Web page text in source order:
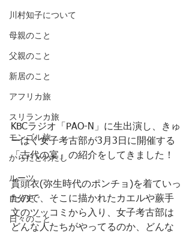
川村知子について
母親のこと
父親のこと
新居のこと
アフリカ旅
スリランカ旅
モンゴル旅
からだとわたし
ルーツ
自分史
日々のこと
KBCラジオ「PAO-N」に生出演し、きゅ
ーはく女子考古部が3月3日に開催する
「古代の宴」の紹介をしてきました！
貫頭衣(弥生時代のポンチョ)を着ていっ
たので、そこに描かれたカエルや蕨手
文のツッコミから入り、女子考古部は
どんな人たちがやってるのか、どんな